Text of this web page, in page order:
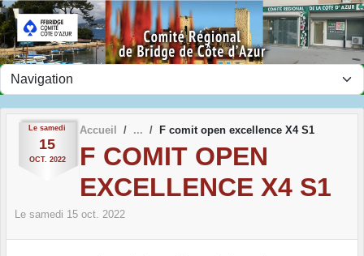
Le samedi
15
OCT. 2022
Accueil F comit open excellence X4 S1
F COMIT OPEN
EXCELLENCE X4 S1
Le samedi 15 oct. 2022
Panneau de gestion des cookies